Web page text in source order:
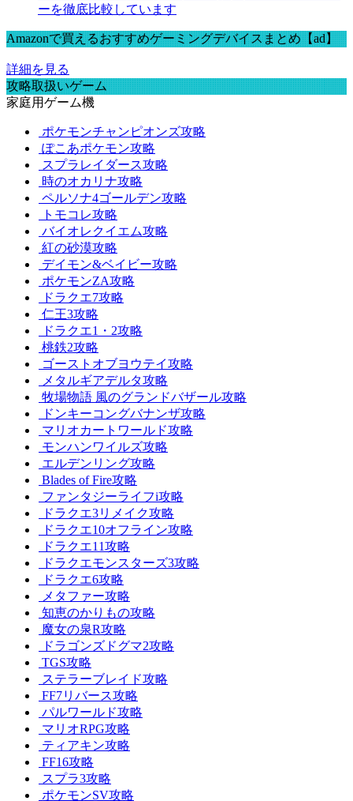
ーを徹底比較しています
Amazonで買えるおすすめゲーミングデバイスまとめ【ad】
詳細を見る
攻略取扱いゲーム
家庭用ゲーム機
ポケモンチャンピオンズ攻略
ぽこあポケモン攻略
スプラレイダース攻略
時のオカリナ攻略
ペルソナ4ゴールデン攻略
トモコレ攻略
バイオレクイエム攻略
紅の砂漠攻略
デイモン&ベイビー攻略
ポケモンZA攻略
ドラクエ7攻略
仁王3攻略
ドラクエ1・2攻略
桃鉄2攻略
ゴーストオブヨウテイ攻略
メタルギアデルタ攻略
牧場物語 風のグランドバザール攻略
ドンキーコングバナンザ攻略
マリオカートワールド攻略
モンハンワイルズ攻略
エルデンリング攻略
Blades of Fire攻略
ファンタジーライフi攻略
ドラクエ3リメイク攻略
ドラクエ10オフライン攻略
ドラクエ11攻略
ドラクエモンスターズ3攻略
ドラクエ6攻略
メタファー攻略
知恵のかりもの攻略
魔女の泉R攻略
ドラゴンズドグマ2攻略
TGS攻略
ステラーブレイド攻略
FF7リバース攻略
パルワールド攻略
マリオRPG攻略
ティアキン攻略
FF16攻略
スプラ3攻略
ポケモンSV攻略